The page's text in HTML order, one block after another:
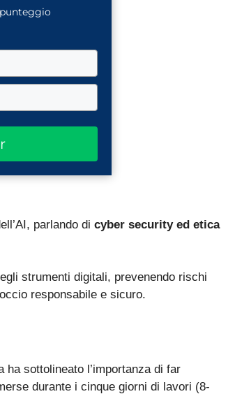
parlando di cyber security ed etica
strumenti digitali, prevenendo rischi
responsabile e sicuro.
ha sottolineato l’importanza di far
durante i cinque giorni di lavori (8-